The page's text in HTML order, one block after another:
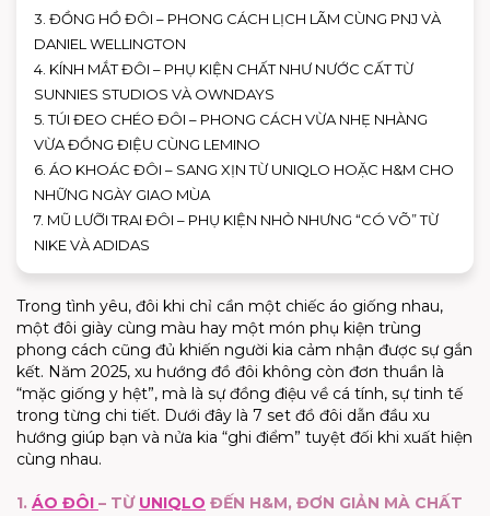
3. ĐỒNG HỒ ĐÔI – PHONG CÁCH LỊCH LÃM CÙNG PNJ VÀ
DANIEL WELLINGTON
4. KÍNH MẮT ĐÔI – PHỤ KIỆN CHẤT NHƯ NƯỚC CẤT TỪ
SUNNIES STUDIOS VÀ OWNDAYS
5. TÚI ĐEO CHÉO ĐÔI – PHONG CÁCH VỪA NHẸ NHÀNG
VỪA ĐỒNG ĐIỆU CÙNG LEMINO
6. ÁO KHOÁC ĐÔI – SANG XỊN TỪ UNIQLO HOẶC H&M CHO
NHỮNG NGÀY GIAO MÙA
7. MŨ LƯỠI TRAI ĐÔI – PHỤ KIỆN NHỎ NHƯNG “CÓ VÕ” TỪ
NIKE VÀ ADIDAS
Trong tình yêu, đôi khi chỉ cần một chiếc áo giống nhau,
một đôi giày cùng màu hay một món phụ kiện trùng
phong cách cũng đủ khiến người kia cảm nhận được sự gắn
kết. Năm 2025, xu hướng đồ đôi không còn đơn thuần là
“mặc giống y hệt”, mà là sự đồng điệu về cá tính, sự tinh tế
trong từng chi tiết. Dưới đây là 7 set đồ đôi dẫn đầu xu
hướng giúp bạn và nửa kia “ghi điểm” tuyệt đối khi xuất hiện
cùng nhau.
1. ÁO ĐÔI – TỪ UNIQLO ĐẾN H&M, ĐƠN GIẢN MÀ CHẤT